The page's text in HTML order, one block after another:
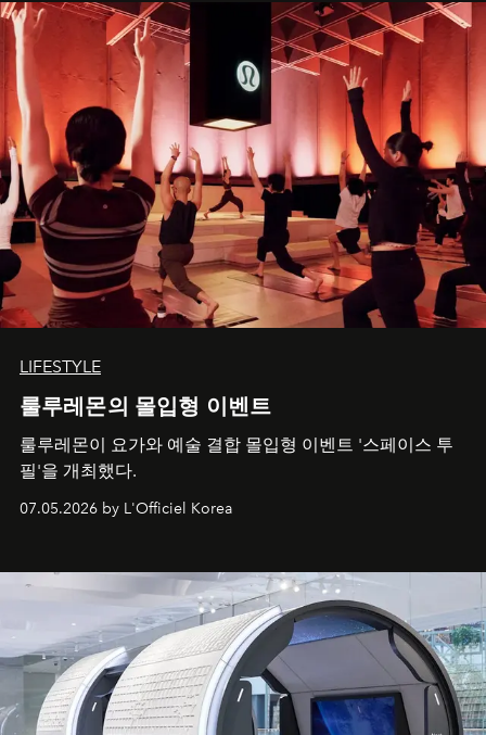
LIFESTYLE
룰루레몬의 몰입형 이벤트
룰루레몬이 요가와 예술 결합 몰입형 이벤트 '스페이스 투
필'을 개최했다.
07.05.2026 by L'Officiel Korea